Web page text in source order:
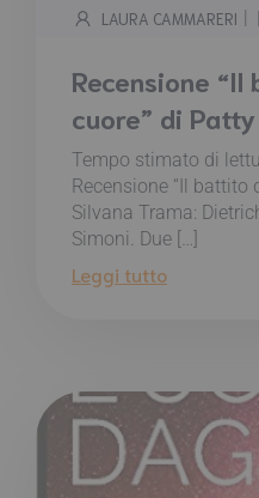
LAURA CAMMARERI |
Recensione
cuore” di
Tempo stimato di
Recensione “Il battito
Silvana Trama:
Simoni. Due […]
Leggi tutto